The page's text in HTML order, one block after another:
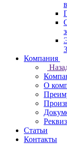
Компания
О
Статьи
Контакты